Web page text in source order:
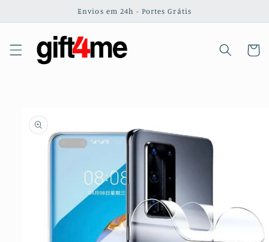
conteúdo
Envios em 24h - Portes Grátis
informação
do produto